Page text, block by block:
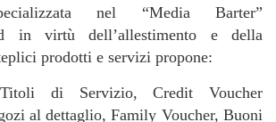
nel “Media Barter”
in virtù dell’allestimento e della
prodotti e servizi propone:
di Servizio, Credit Voucher
al dettaglio, Family Voucher, Buoni